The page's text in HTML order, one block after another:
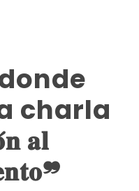
charla
𝐚𝐥